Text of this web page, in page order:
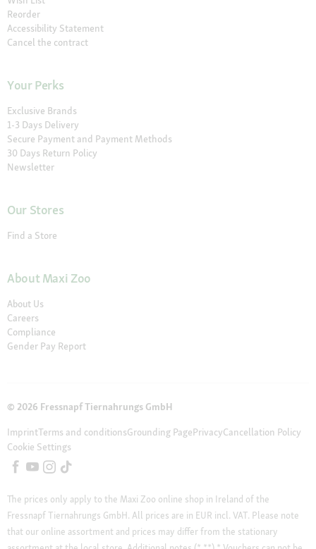
Reorder
Accessibility Statement
Cancel the contract
Your Perks
Exclusive Brands
1-3 Days Delivery
Secure Payment and Payment Methods
30 Days Return Policy
Newsletter
Our Stores
Find a Store
About Maxi Zoo
About Us
Careers
Compliance
Gender Pay Report
© 2026 Fressnapf Tiernahrungs GmbH
ImprintTerms and conditionsGrounding PagePrivacyCancellation Policy
Cookie Settings
The prices only apply to the Maxi Zoo online shop in Ireland of the
Fressnapf Tiernahrungs GmbH. All prices are in EUR incl. VAT. Please note
that our online assortment and prices may differ from the stationary